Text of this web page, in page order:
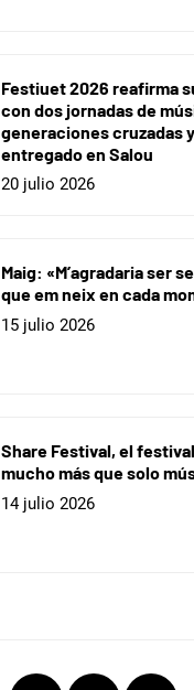
Festiuet 2026 reafirma
con dos jornadas de
generaciones cruzadas
entregado en Salou
20 julio 2026
Maig: «M’agradaria ser
que em neix en cada
15 julio 2026
Share Festival, el
mucho más que solo
14 julio 2026